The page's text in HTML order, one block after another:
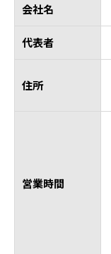
会社名
代表者
住所
営業時間